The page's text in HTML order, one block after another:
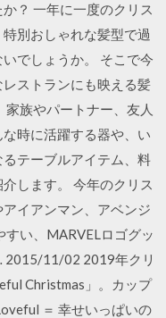
？ 一年に一度のクリス
別おしゃれな髪型で過
でしょうか。 そこで今
ストランにも映える髪
族やパートナー、友人
時に活躍する器や、い
テーブルアイテム、料
します。 今年のクリス
イアンマン、アベンジ
い、MARVELロゴグッ
2015/11/02 2019年クリ
Christmas」。カップ
＝ 幸せいっぱいの